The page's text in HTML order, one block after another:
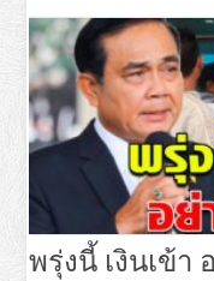
พรุ่งนี้ เงินเข้า